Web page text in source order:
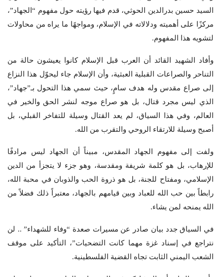
السيد حسين بدرالدين الحوثي، قدم فيها رؤيته حول مفهوم “الجهاد”،
مركزًا على أهميته ودلالاته في الإسلام، ومواجهًا ما يراه من محاولات
لتشويه هذا المفهوم.
وأفاد الشهيد القائد أن العرب قبل الإسلام كانوا يعيشون حالة من
التناحر والصراعات القبلية العبثية، وأن الإسلام جاء ليحوّل هذا النزاع
إلى صراع مقدس وله هدف سامٍ، حيث سمي هذا التحول بـ”جهاد”،
الذي ليس مجرد قتال، بل هو صراع موجه لنشر الحق والخير في
العالم، وفي هذا السياق، لم يعد القتال وسيلة للتفاخر القبلي، بل
أصبح وسيلة للارتقاء الروحي والتقرب من الله.
ولفت إلى مفهوم الجهاد المقدس، مبيناً أن الجهاد ليس مرادفًا
للإرهاب، بل هو كلمة شريفة ومقدسة، وهو جزء لا يتجزأ من الدين
الإسلامي، ومفتاح للجنة، بل هو ذروة الحب والذوبان في محبة الله،
رابطاً بين حب الله للعباد وبين قيامهم بالجهاد، معتبراً ذلك فضلاً من
الله يمنحه لمن يشاء.
في السياق جدد بيان صادر عن مسيرات صعدة “وفاء للشهداء” .. لن
نتراجع في إسناد غزة مهما كانت التضحيات”، التأكيد على موقف
الشعب اليمني الثابت تجاه القضية الفلسطينية.